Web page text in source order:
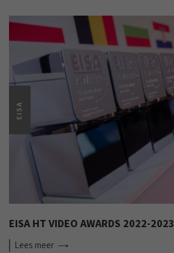
EISA
EISA HT VIDEO AWARDS 2022-2023
Lees meer